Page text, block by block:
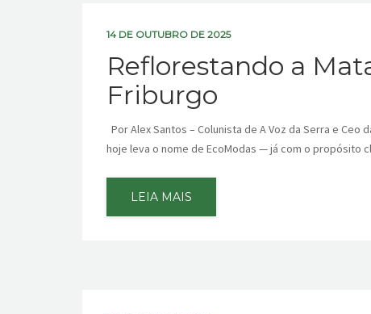
14 DE OUTUBRO DE 2025
Reflorestando a
Friburgo
Por Alex Santos – Colunista de A Voz da Serra e
hoje leva o nome de EcoModas — já com o propósito
LEIA MAIS